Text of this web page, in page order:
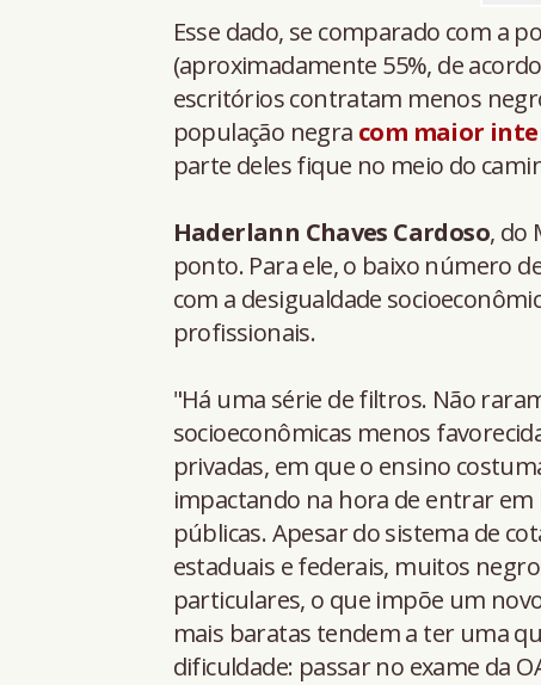
Esse dado, se comparado com a
(aproximadamente 55%, de
escritórios contratam menos
população negra com maior
parte deles fique no meio do
Haderlann Chaves Cardoso, do
ponto. Para ele, o baixo número
com a desigualdade
profissionais.
"Há uma série de filtros. Não
socioeconômicas menos
privadas, em que o ensino
impactando na hora de entrar
públicas. Apesar do sistema de
estaduais e federais, muitos
particulares, o que impõe um
mais baratas tendem a ter uma
dificuldade: passar no exame da